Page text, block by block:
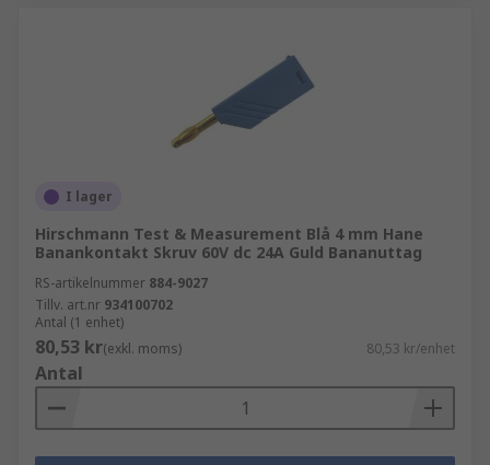
I lager
Hirschmann Test & Measurement Blå 4 mm Hane
Banankontakt Skruv 60V dc 24A Guld Bananuttag
RS-artikelnummer 884-9027
Tillv. art.nr 934100702
Antal (1 enhet)
80,53 kr(exkl. moms) 80,53 kr/enhet
Antal